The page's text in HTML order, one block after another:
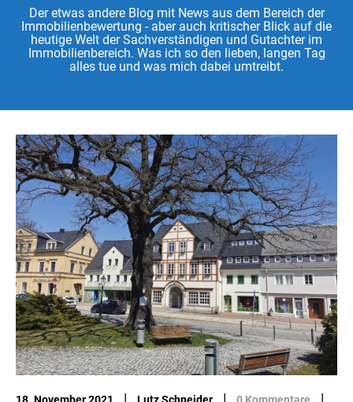
Der etwas andere Blog mit News aus dem Bereich der
Immobilienbewertung - aber auch kritischer Blick auf die
heutige Welt der Sachverständigen und Gutachter im
Immobilienbereich. Was ich so den lieben, langen Tag
alles tue und was mich dabei umtreibt.
| | |